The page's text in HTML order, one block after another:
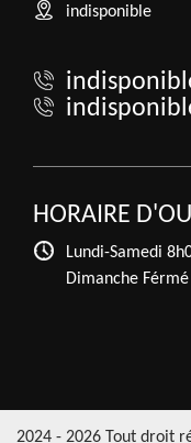
indisponible
HORAIRE
Lundi-Samedi
Dimanche Férmé
2024 - 2026 Tout droit